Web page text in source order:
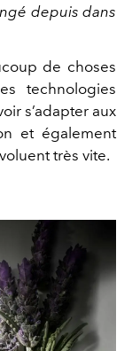
depuis dans
de choses
technologies
s’adapter aux
et également
très vite.